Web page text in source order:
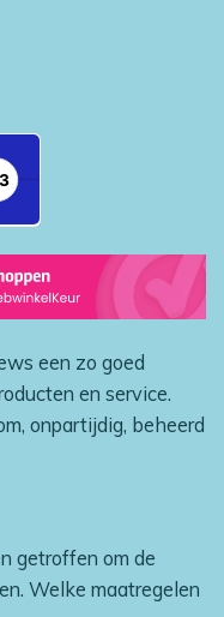
een zo goed
en service.
onpartijdig, beheerd
getroffen om de
Welke maatregelen